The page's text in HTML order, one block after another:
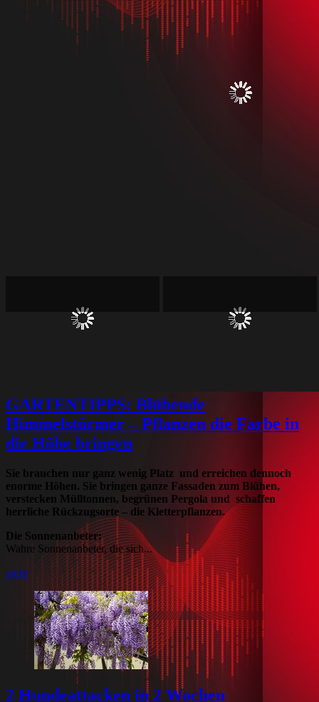
GARTENTIPPS: Blühende
Himmelstürmer – Pflanzen die Farbe in
die Höhe bringen
Sie brauchen nur ganz wenig Platz und erreichen dennoch
enorme Höhen. Sie bringen ganze Fassaden zum Blühen,
verstecken Mülltonnen, begrünen Pergola und schaffen
herrliche Rückzugsorte – die Kletterpflanzen.
Die Sonnenanbeter:
Wahre Sonnenanbeter, die sich...
mehr
2 Hundeattacken in 2 Wochen